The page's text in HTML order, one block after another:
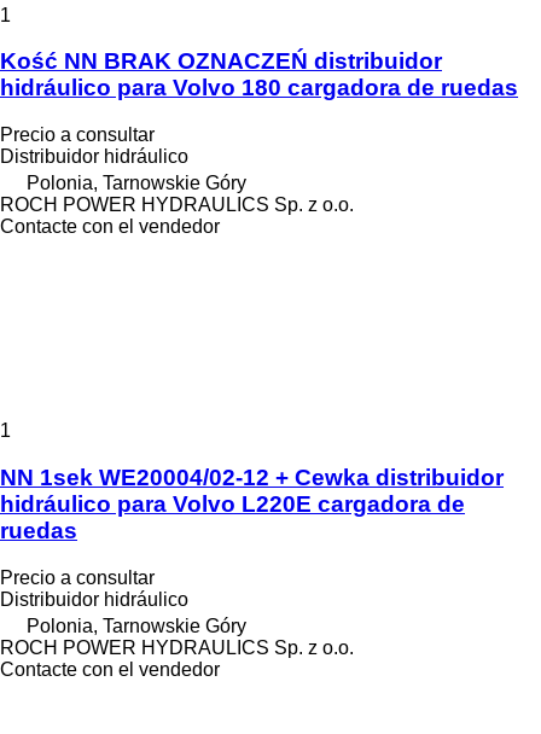
1
Kość NN BRAK OZNACZEŃ distribuidor
hidráulico para Volvo 180 cargadora de ruedas
Precio a consultar
Distribuidor hidráulico
Polonia, Tarnowskie Góry
ROCH POWER HYDRAULICS Sp. z o.o.
Contacte con el vendedor
1
NN 1sek WE20004/02-12 + Cewka distribuidor
hidráulico para Volvo L220E cargadora de
ruedas
Precio a consultar
Distribuidor hidráulico
Polonia, Tarnowskie Góry
ROCH POWER HYDRAULICS Sp. z o.o.
Contacte con el vendedor